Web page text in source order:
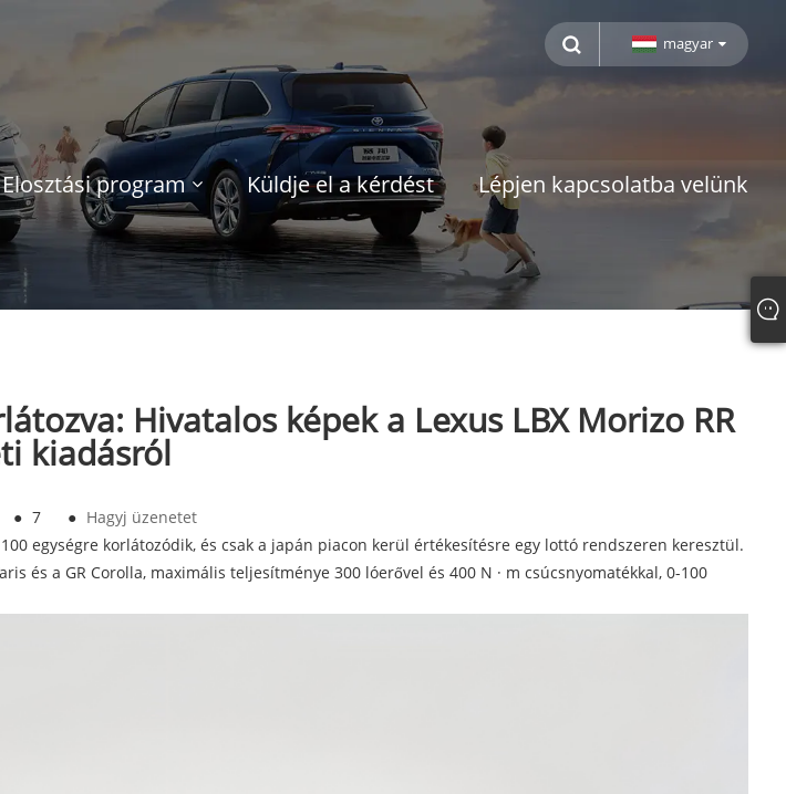
magyar
Elosztási program Küldje el a kérdést Lépjen kapcsolatba velünk
Hivatalos képek a Lexus LBX Morizo ​​RR
kiadásról
● 7 ● Hagyj üzenetet
egységre korlátozódik, és csak a japán piacon kerül értékesítésre egy lottó rendszeren keresztül.
és a GR Corolla, maximális teljesítménye 300 lóerővel és 400 N · m csúcsnyomatékkal, 0-100